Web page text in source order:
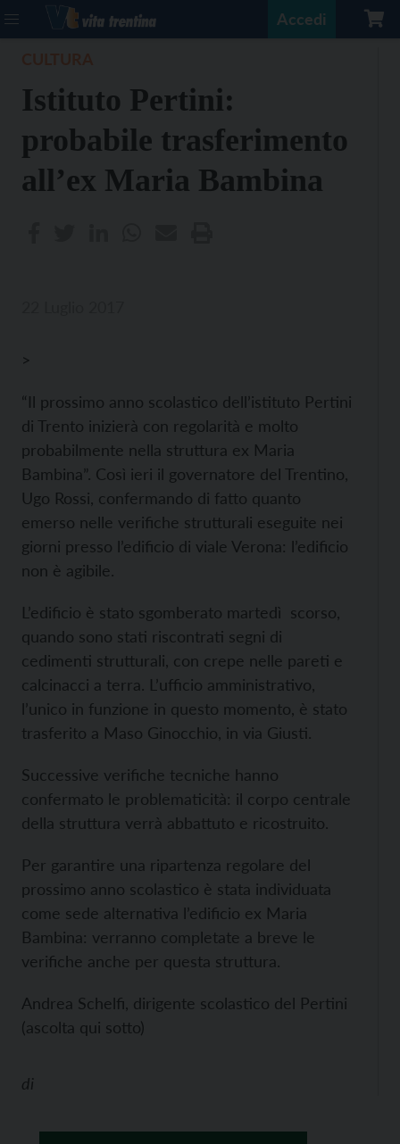
Accedi
Istituto Pertini:
probabile trasferimento
all’ex Maria Bambina
>
“Il prossimo anno scolastico dell’istituto Pertini
di Trento inizierà con regolarità e molto
probabilmente nella struttura ex Maria
Bambina”. Così ieri il governatore del Trentino,
Ugo Rossi, confermando di fatto quanto
emerso nelle verifiche strutturali eseguite nei
giorni presso l’edificio di viale Verona: l’edificio
non è agibile.
L’edificio è stato sgomberato martedì scorso,
quando sono stati riscontrati segni di
cedimenti strutturali, con crepe nelle pareti e
calcinacci a terra. L’ufficio amministrativo,
l’unico in funzione in questo momento, è stato
trasferito a Maso Ginocchio, in via Giusti.
Successive verifiche tecniche hanno
confermato le problematicità: il corpo centrale
della struttura verrà abbattuto e ricostruito.
Per garantire una ripartenza regolare del
prossimo anno scolastico è stata individuata
come sede alternativa l’edificio ex Maria
Bambina: verranno completate a breve le
verifiche anche per questa struttura.
Andrea Schelfi, dirigente scolastico del Pertini
(ascolta qui sotto)
di